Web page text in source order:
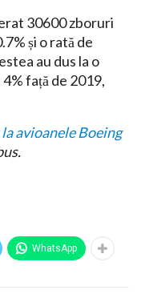
30600 zboruri
și o rată de
au dus la o
față de 2019,
avioanele Boeing
WhatsApp